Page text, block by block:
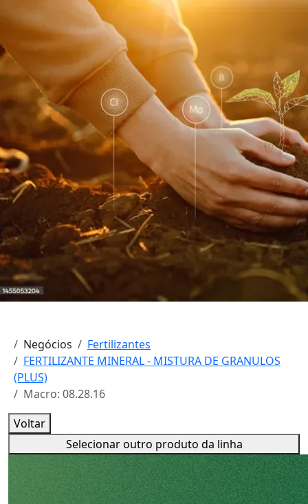
Negócios
Fertilizantes
FERTILIZANTE MINERAL - MISTURA DE GRANULOS
(PLUS)
Macro: 08.28.16
Voltar
Selecionar outro produto da linha